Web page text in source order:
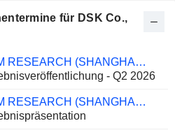
für DSK Co.,
ACM RESEARCH (SHANGHAI), INC.
- Q2 2026
ACM RESEARCH (SHANGHAI), INC.